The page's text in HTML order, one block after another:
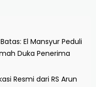
El Mansyur Peduli
Duka Penerima
Resmi dari RS Arun